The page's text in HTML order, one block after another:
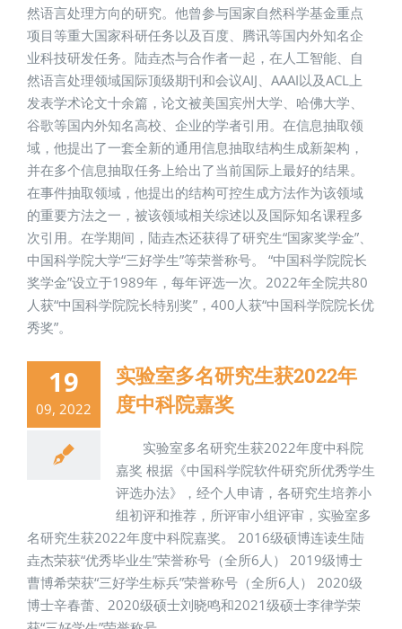
然语言处理方向的研究。他曾参与国家自然科学基金重点
项目等重大国家科研任务以及百度、腾讯等国内外知名企
业科技研发任务。陆垚杰与合作者一起，在人工智能、自
然语言处理领域国际顶级期刊和会议AIJ、AAAI以及ACL上
发表学术论文十余篇，论文被美国宾州大学、哈佛大学、
谷歌等国内外知名高校、企业的学者引用。在信息抽取领
域，他提出了一套全新的通用信息抽取结构生成新架构，
并在多个信息抽取任务上给出了当前国际上最好的结果。
在事件抽取领域，他提出的结构可控生成方法作为该领域
的重要方法之一，被该领域相关综述以及国际知名课程多
次引用。在学期间，陆垚杰还获得了研究生“国家奖学金”、
中国科学院大学“三好学生”等荣誉称号。 “中国科学院院长
奖学金”设立于1989年，每年评选一次。2022年全院共80
人获“中国科学院院长特别奖”，400人获“中国科学院院长优
秀奖”。
19
09, 2022
实验室多名研究生获2022年
度中科院嘉奖
实验室多名研究生获2022年度中科院
嘉奖 根据《中国科学院软件研究所优秀学生
评选办法》，经个人申请，各研究生培养小
组初评和推荐，所评审小组评审，实验室多
名研究生获2022年度中科院嘉奖。 2016级硕博连读生陆
垚杰荣获“优秀毕业生”荣誉称号（全所6人） 2019级博士
曹博希荣获“三好学生标兵”荣誉称号（全所6人） 2020级
博士辛春蕾、2020级硕士刘晓鸣和2021级硕士李律学荣